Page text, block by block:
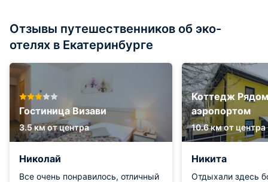
Отзывы путешественников об эко-
отелях в Екатеринбурге
Гостиница Визави
3.5 км от центра
Николай
Все очень понравилось, отличный
Коттедж
аэропортом
10.6 км от центра
Никита
Отдыхали здесь